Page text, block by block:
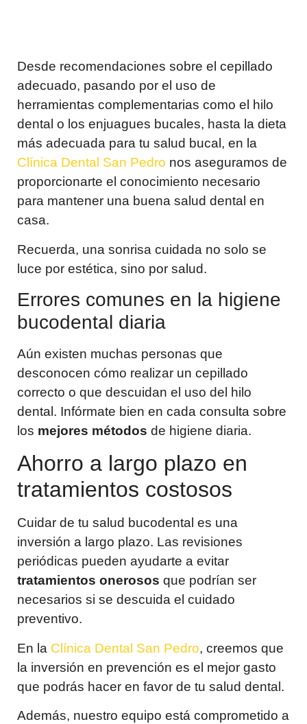
Desde recomendaciones sobre el cepillado
adecuado, pasando por el uso de
herramientas complementarias como el hilo
dental o los enjuagues bucales, hasta la dieta
más adecuada para tu salud bucal, en la
Clínica Dental San Pedro nos aseguramos de
proporcionarte el conocimiento necesario
para mantener una buena salud dental en
casa.
Recuerda, una sonrisa cuidada no solo se
luce por estética, sino por salud.
Errores comunes en la higiene
bucodental diaria
Aún existen muchas personas que
desconocen cómo realizar un cepillado
correcto o que descuidan el uso del hilo
dental. Infórmate bien en cada consulta sobre
los mejores métodos de higiene diaria.
Ahorro a largo plazo en
tratamientos costosos
Cuidar de tu salud bucodental es una
inversión a largo plazo. Las revisiones
periódicas pueden ayudarte a evitar
tratamientos onerosos que podrían ser
necesarios si se descuida el cuidado
preventivo.
En la Clínica Dental San Pedro, creemos que
la inversión en prevención es el mejor gasto
que podrás hacer en favor de tu salud dental.
Además, nuestro equipo está comprometido a